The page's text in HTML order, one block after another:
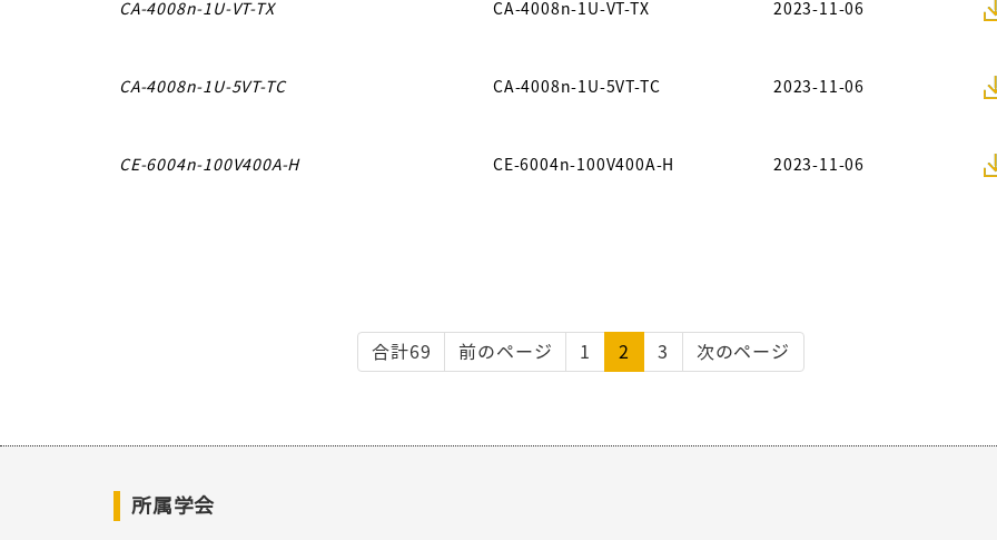
CA-4008n-1U-VT-TX CA-4008n-1U-VT-TX 2023-11-06
CA-4008n-1U-5VT-TC CA-4008n-1U-5VT-TC 2023-11-06
CE-6004n-100V400A-H CE-6004n-100V400A-H 2023-11-06
合計69 前のページ 1 2 3 次のページ
所属学会